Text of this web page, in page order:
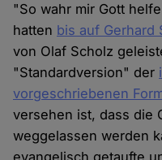
"So wahr mir Gott
hatten bis auf Gerhard
von Olaf Scholz
"Standardversion" der
vorgeschriebenen
versehen ist, dass die
weggelassen werden